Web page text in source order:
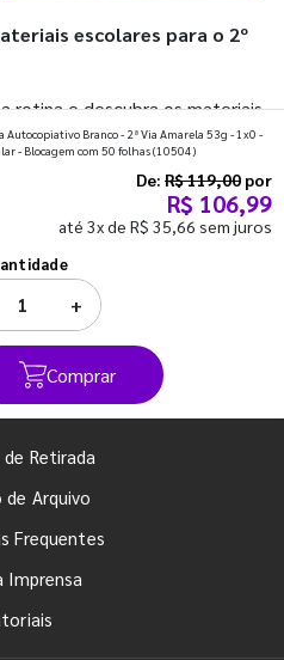
escolares para o 2º
rotina e descubra os materiais
começar o segundo
Branco - 2ª Via Amarela 53g - 1x0 -
- Blocagem com 50 folhas(10504)
De: R$ 119,00 por
R$ 106,99
até 3x de R$ 35,66 sem juros
+
Comprar
Retirada
de Arquivo
Frequentes
Imprensa